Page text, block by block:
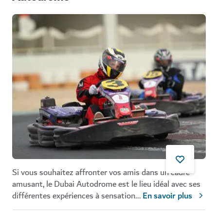
Si vous souhaitez affronter vos amis dans un cadre
amusant, le Dubai Autodrome est le lieu idéal avec ses
différentes expériences à sensation...En savoir plus